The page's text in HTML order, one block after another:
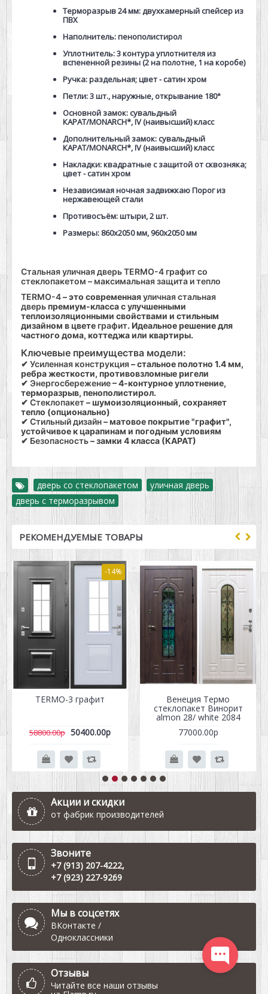
Терморазрыв 24 мм: двухкамерный спейсер из
ПВХ
Наполнитель: пенополистирол
Уплотнитель: 3 контура уплотнителя из
вспененной резины (2 на полотне, 1 на коробе)
Ручка: раздельная; цвет - сатин хром
Петли: 3 шт., наружные, открывание 180°
Основной замок: сувальдный
КАРАТ/MONARCH*, IV (наивысший) класс
Дополнительный замок: сувальдный
КАРАТ/MONARCH*, IV (наивысший) класс
Накладки: квадратные с защитой от сквозняка;
цвет - сатин хром
Независимая ночная задвижкаю Порог из
нержавеющей стали
Противосъём: штыри, 2 шт.
Размеры: 860х2050 мм, 960х2050 мм
Стальная уличная дверь TERMO-4 графит со
стеклопакетом – максимальная защита и тепло
TERMO-4– это современнаяуличная стальная
дверьпремиум-класса с улучшенными
теплоизоляционными свойствами и стильным
дизайном в цвете графит. Идеальное решение для
частного дома, коттеджа или квартиры.
Ключевые преимущества модели:
✔ Усиленная конструкция – стальное полотно 1.4 мм,
ребра жесткости, противовзломные ригели
✔ Энергосбережение– 4-контурное уплотнение,
терморазрыв, пенополистирол.
✔ Стеклопакет– шумоизоляционный, сохраняет
тепло (опционально)
✔ Стильный дизайн– матовое покрытие "графит",
устойчивое к царапинам и погодным условиям
✔ Безопасность– замки 4 класса (КАРАТ)
дверь со стеклопакетом уличная дверь
дверь с терморазрывом
РЕКОМЕНДУЕМЫЕ ТОВАРЫ
-14%
TERMO-3 графит
58800.00р 50400.00р
Венеция Термо
стеклопакет Винорит
almon 28/ white 2084
77000.00р
Акции и скидки
от фабрик производителей
Звоните
+7 (913) 207-4222,
+7 (923) 227-9269
Мы в соцсетях
ВКонтакте /
Одноклассники
Отзывы
Читайте все наши отзывы